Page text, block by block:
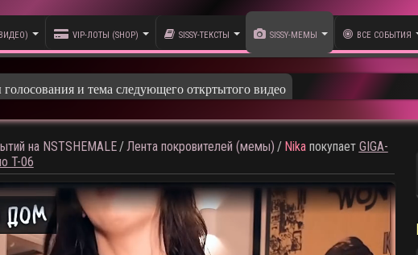
VIP-ЛОТЫ (SHOP) SISSY-ТЕКСТЫ SISSY-МЕМЫ ВСЕ СОБЫТИЯ
голосования и тема следующего откртытого видео
на NSTSHEMALE / Лента покровителей (мемы) / Nikaпокупает GIGA-
T-06